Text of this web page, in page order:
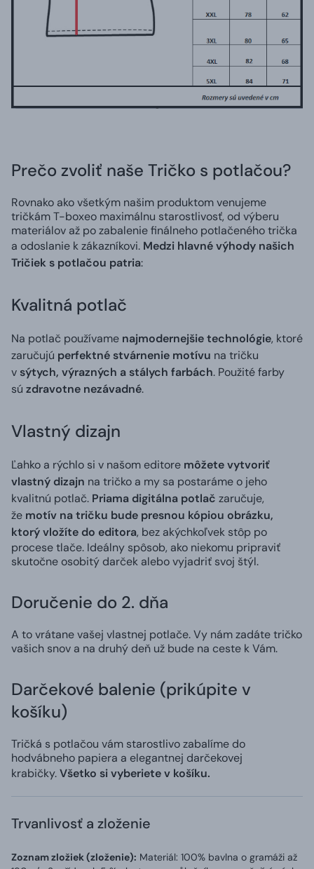
Prečo zvoliť naše Tričko s potlačou?
Rovnako ako všetkým našim produktom venujeme
tričkám T-boxeo maximálnu starostlivosť, od výberu
materiálov až po zabalenie finálneho potlačeného trička
a odoslanie k zákazníkovi. Medzi hlavné výhody našich
Tričiek s potlačou patria:
Kvalitná potlač
Na potlač používame najmodernejšie technológie, ktoré
zaručujú perfektné stvárnenie motívu na tričku
v sýtych, výrazných a stálych farbách. Použité farby
sú zdravotne nezávadné.
Vlastný dizajn
Ľahko a rýchlo si v našom editore môžete vytvoriť
vlastný dizajn na tričko a my sa postaráme o jeho
kvalitnú potlač. Priama digitálna potlač zaručuje,
že motív na tričku bude presnou kópiou obrázku,
ktorý vložíte do editora, bez akýchkoľvek stôp po
procese tlače. Ideálny spôsob, ako niekomu pripraviť
skutočne osobitý darček alebo vyjadriť svoj štýl.
Doručenie do 2. dňa
A to vrátane vašej vlastnej potlače. Vy nám zadáte tričko
vašich snov a na druhý deň už bude na ceste k Vám.
Darčekové balenie (prikúpite v
košíku)
Tričká s potlačou vám starostlivo zabalíme do
hodvábneho papiera a elegantnej darčekovej
krabičky.Všetko si vyberiete v košíku.
Trvanlivosť a zloženie
Zoznam zložiek (zloženie): Materiál: 100% bavlna o gramáži až